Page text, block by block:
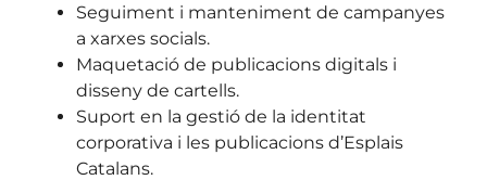
Seguiment i manteniment de campanyes
a xarxes socials.
Maquetació de publicacions digitals i
disseny de cartells.
Suport en la gestió de la identitat
corporativa i les publicacions d’Esplais
Catalans.